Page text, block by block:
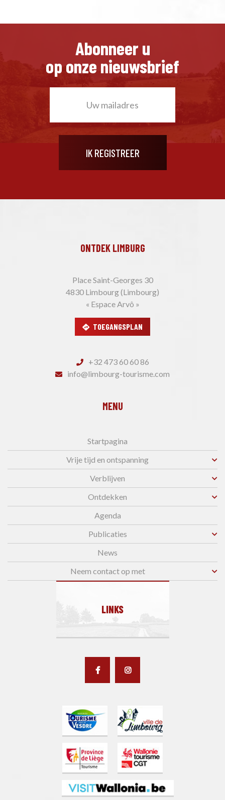
Abonneer u
op onze nieuwsbrief
ONTDEK LIMBURG
Place Saint-Georges 30
4830 Limbourg (Limbourg)
« Espace Arvô »
TOEGANGSPLAN
+32 473 60 60 86
info@limbourg-tourisme.com
MENU
Startpagina
Vrije tijd en ontspanning
Verblijven
Ontdekken
Agenda
Publicaties
News
Neem contact op met
LINKS